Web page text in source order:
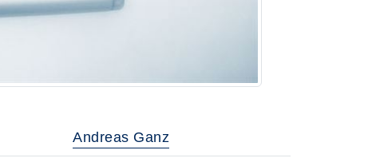
Andreas Ganz